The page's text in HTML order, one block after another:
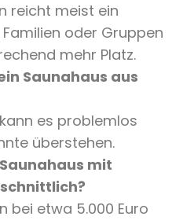
reicht meist ein
oder Gruppen
mehr Platz.
Saunahaus aus
es problemlos
überstehen.
mit
bei etwa 5.000 Euro